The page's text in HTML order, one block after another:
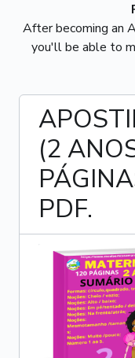
After becoming an
you'll be able to
(2
PDF.